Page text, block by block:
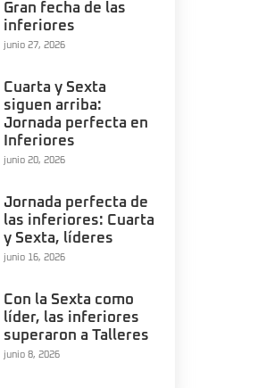
Gran fecha de las
inferiores
junio 27, 2026
Cuarta y Sexta
siguen arriba:
Jornada perfecta en
Inferiores
junio 20, 2026
Jornada perfecta de
las inferiores: Cuarta
y Sexta, líderes
junio 16, 2026
Con la Sexta como
líder, las inferiores
superaron a Talleres
junio 8, 2026